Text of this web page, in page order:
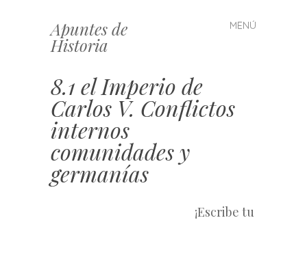
Apuntes de
Historia
MENÚ
Saltar
al
8.1 el Imperio de
Carlos V. Conflictos
internos
comunidades y
germanías
¡Escribe tu